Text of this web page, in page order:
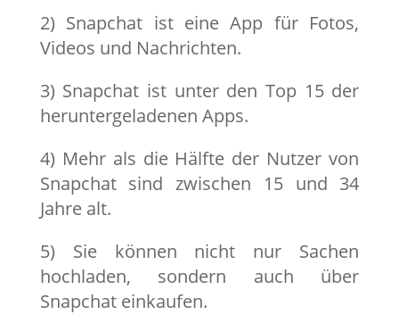
2) Snapchat ist eine App für Fotos,
Videos und Nachrichten.
3) Snapchat ist unter den Top 15 der
heruntergeladenen Apps.
4) Mehr als die Hälfte der Nutzer von
Snapchat sind zwischen 15 und 34
Jahre alt.
5) Sie können nicht nur Sachen
hochladen, sondern auch über
Snapchat einkaufen.